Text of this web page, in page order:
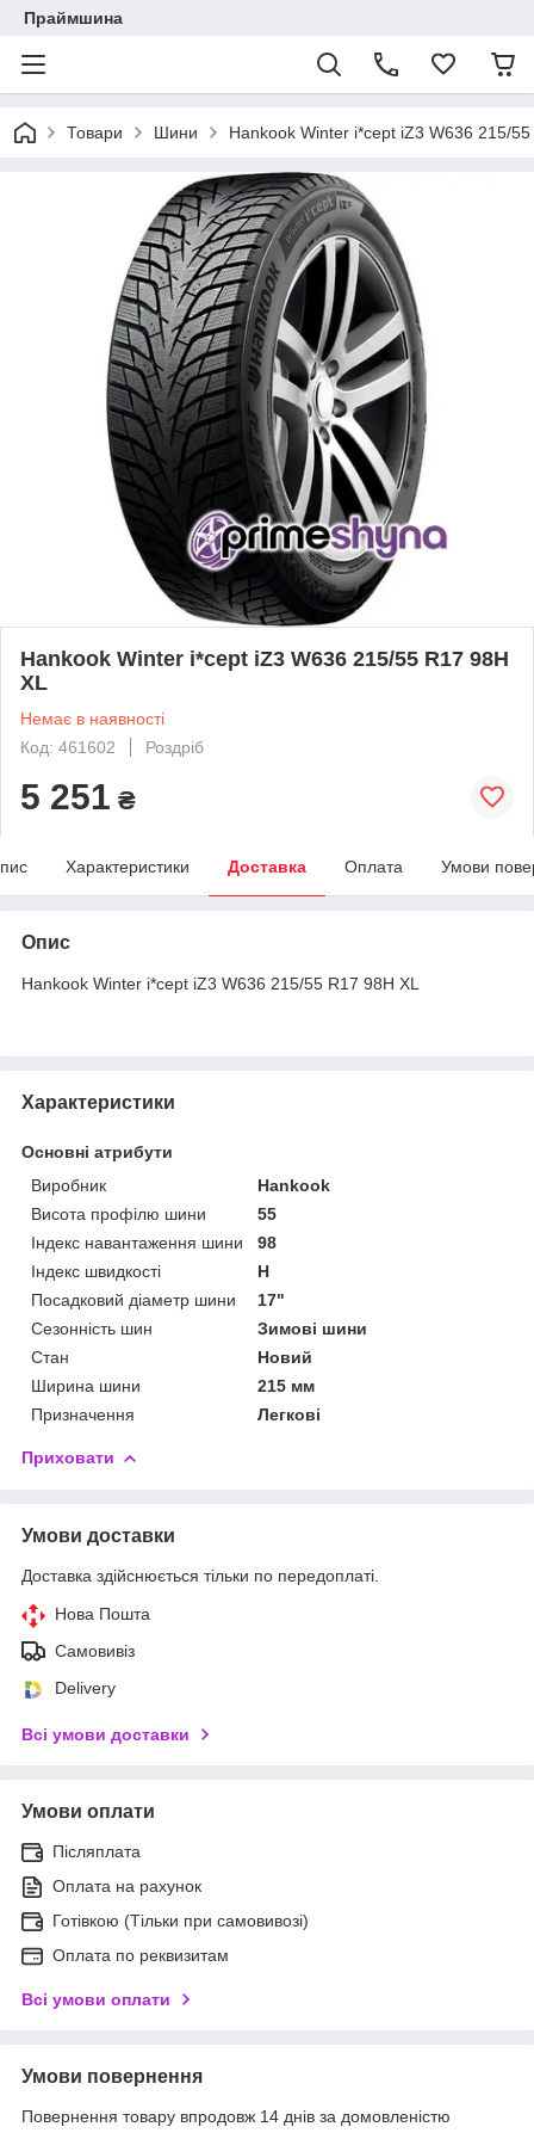
Праймшина
Товари Шини Hankook Winter i*cept iZ3 W636 215/
Hankook Winter i*cept iZ3 W636 215/55 R17 98H
XL
Немає в наявності
Код: 461602
Роздріб
5 251 ₴
Характеристики Доставка Оплата Умови
Опис
Hankook Winter i*cept iZ3 W636 215/55 R17 98H XL
Характеристики
Основні атрибути
Виробник
Hankook
Висота профілю шини
55
Індекс навантаження шини
98
Індекс швидкості
H
Посадковий діаметр шини
17"
Сезонність шин
Зимові шини
Стан
Новий
Ширина шини
215 мм
Призначення
Легкові
Приховати
Умови доставки
Доставка здійснюється тільки по передоплаті.
Нова Пошта
Самовивіз
Delivery
Всі умови доставки
Умови оплати
Післяплата
Оплата на рахунок
Готівкою (Тільки при самовивозі)
Оплата по реквизитам
Всі умови оплати
Умови повернення
Повернення товару впродовж 14 днів за домовленістю